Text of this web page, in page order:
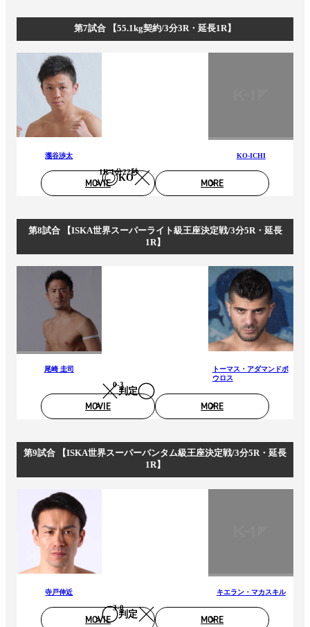
第7試合 【55.1kg契約/3分3R・延長1R】
瀧谷渉太
KO
1R 1分22秒
KO-ICHI
MOVIE MORE
第8試合 【ISKA世界スーパーライト級王座決定戦/3分5R・延長
1R】
尾崎 圭司
判定
0-3
トーマス・アダマンドポ
ウロス
MOVIE MORE
第9試合 【ISKA世界スーパーバンタム級王座決定戦/3分5R・延長
1R】
寺戸伸近
判定
3-0
キエラン・マカスキル
MOVIE MORE